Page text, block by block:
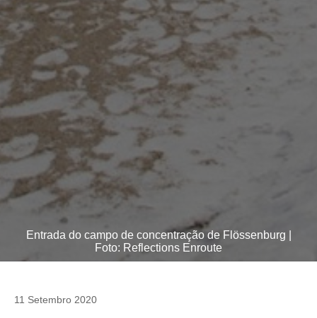
Entrada do campo de concentração de Flössenburg |
Foto: Reflections Enroute
11 Setembro 2020